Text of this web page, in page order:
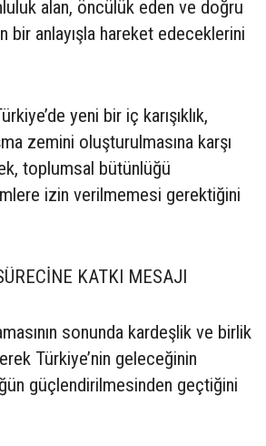
alan, öncülük eden ve doğru
bir anlayışla hareket edeceklerini
yeni bir iç karışıklık,
zemini oluşturulmasına karşı
toplumsal bütünlüğü
izin verilmemesi gerektiğini
KATKI MESAJI
sonunda kardeşlik ve birlik
Türkiye’nin geleceğinin
güçlendirilmesinden geçtiğini